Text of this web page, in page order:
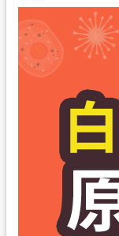
白癜风部位
白癜风类型
在线问诊